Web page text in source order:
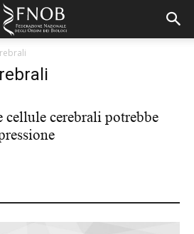
cerebrali potrebbe